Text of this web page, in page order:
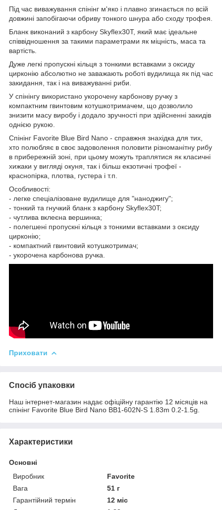
Під час виважування спінінг м'яко і плавно згинається по всій
довжині запобігаючи обриву тонкого шнура або сходу трофея.
Бланк виконаний з карбону Skyflex30T, який має ідеальне
співвідношення за такими параметрами як міцність, маса та
вартість.
Дуже легкі пропускні кільця з тонкими вставками з оксиду
цирконію абсолютно не заважають роботі вудилища як під час
закидання, так і на виважуванні риби.
У спінінгу використано укорочену карбонову ручку з
компактним гвинтовим котушкотримачем, що дозволило
знизити масу виробу і додало зручності при здійсненні закидів
однією рукою.
Спінінг Favorite Blue Bird Nano - справжня знахідка для тих,
хто полюбляє в своє задоволення половити різноманітну рибу
в прибережній зоні, при цьому можуть траплятися як класичні
хижаки у вигляді окуня, так і більш екзотичні трофеї -
краснопірка, плотва, густера і т.п.
Особливості:
- легке спеціалізоване вудилище для "наноджигу";
- тонкий та гнучкий бланк з карбону Skyflex30T;
- чутлива вклеєна вершинка;
- полегшені пропускні кільця з тонкими вставками з оксиду
цирконію;
- компактний гвинтовий котушкотримач;
- укорочена карбонова ручка.
Приховати
Спосіб упаковки
Наш інтернет-магазин надає офіційну гарантію 12 місяців на
спінінг Favorite Blue Bird Nano BB1-602N-S 1.83m 0.2-1.5g.
Характеристики
Основні
Виробник
Favorite
Вага
51 г
Гарантійний термін
12 міс